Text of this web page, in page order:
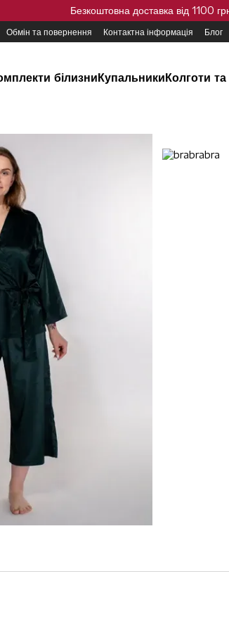
Безкоштовна доставка від 1100
Обмін та повернення Контактна інформація Блог
білизниКупальникиКолготи